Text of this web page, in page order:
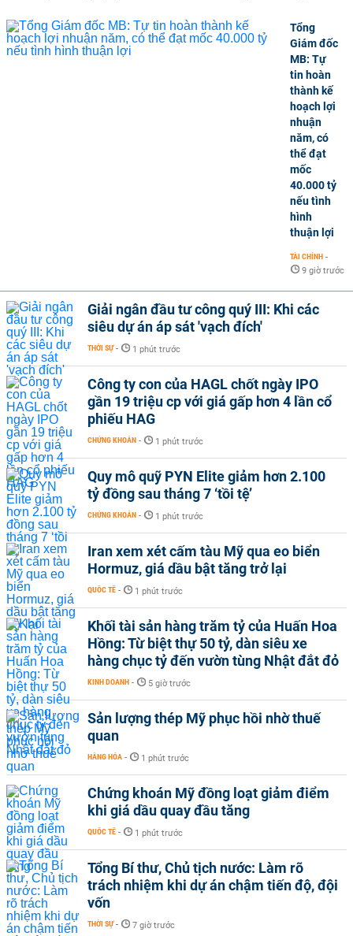
Tổng
Giám đốc
MB: Tự
tin hoàn
thành kế
hoạch lợi
nhuận
năm, có
thể đạt
mốc
40.000 tỷ
nếu tình
hình
thuận lợi
TÀI CHÍNH -
9 giờ trước
Giải ngân đầu tư công quý III: Khi các
siêu dự án áp sát 'vạch đích'
THỜI SỰ - 1 phút trước
Công ty con của HAGL chốt ngày IPO
gần 19 triệu cp với giá gấp hơn 4 lần cổ
phiếu HAG
CHỨNG KHOÁN - 1 phút trước
Quy mô quỹ PYN Elite giảm hơn 2.100
tỷ đồng sau tháng 7 ‘tồi tệ’
CHỨNG KHOÁN - 1 phút trước
Iran xem xét cấm tàu Mỹ qua eo biển
Hormuz, giá dầu bật tăng trở lại
QUỐC TẾ - 1 phút trước
Khối tài sản hàng trăm tỷ của Huấn Hoa
Hồng: Từ biệt thự 50 tỷ, dàn siêu xe
hàng chục tỷ đến vườn tùng Nhật đắt đỏ
KINH DOANH - 5 giờ trước
Sản lượng thép Mỹ phục hồi nhờ thuế
quan
HÀNG HÓA - 1 phút trước
Chứng khoán Mỹ đồng loạt giảm điểm
khi giá dầu quay đầu tăng
QUỐC TẾ - 1 phút trước
Tổng Bí thư, Chủ tịch nước: Làm rõ
trách nhiệm khi dự án chậm tiến độ, đội
vốn
THỜI SỰ - 7 giờ trước